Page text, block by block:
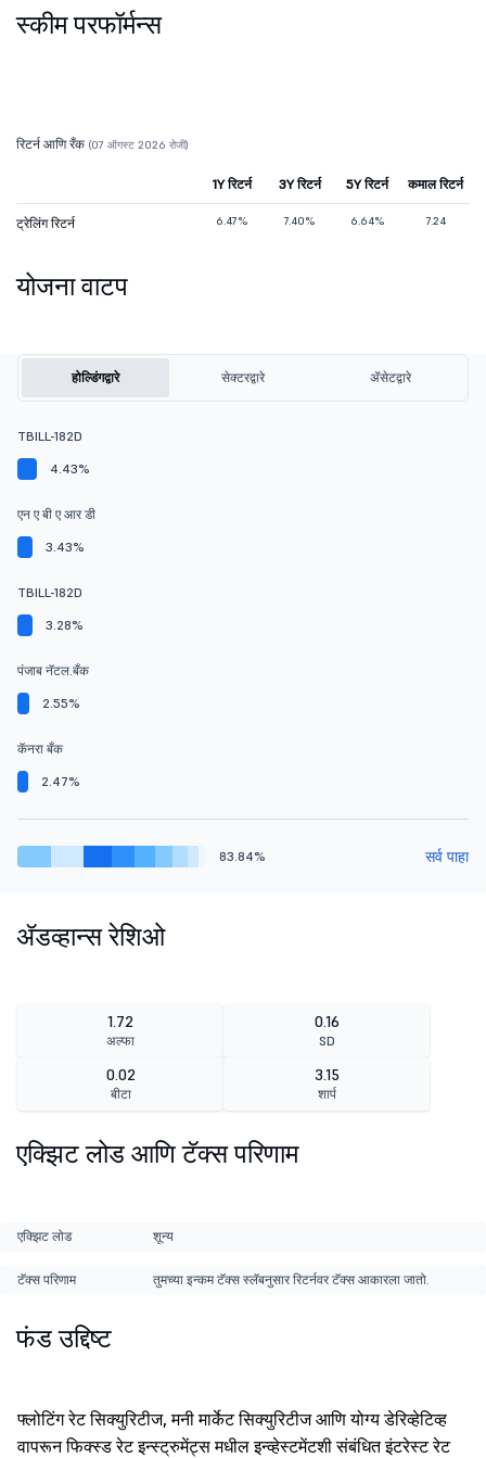
स्कीम परफॉर्मन्स
रिटर्न आणि रँक (07 ऑगस्ट 2026 रोजी)
1Y रिटर्न 3Y रिटर्न 5Y रिटर्न कमाल रिटर्न
ट्रेलिंग रिटर्न 6.47% 7.40% 6.64% 7.24
योजना वाटप
होल्डिंगद्वारे सेक्टरद्वारे ॲसेटद्वारे
TBILL-182D
4.43%
एन ए बी ए आर डी
3.43%
TBILL-182D
3.28%
पंजाब नॅटल.बँक
2.55%
कॅनरा बँक
2.47%
83.84% सर्व पाहा
ॲडव्हान्स रेशिओ
1.72
अल्फा
0.16
SD
0.02
बीटा
3.15
शार्प
एक्झिट लोड आणि टॅक्स परिणाम
एक्झिट लोड शून्य
टॅक्स परिणाम तुमच्या इन्कम टॅक्स स्लॅबनुसार रिटर्नवर टॅक्स आकारला जातो.
फंड उद्दिष्ट
फ्लोटिंग रेट सिक्युरिटीज, मनी मार्केट सिक्युरिटीज आणि योग्य डेरिव्हेटिव्ह
वापरून फिक्स्ड रेट इन्स्ट्रुमेंट्स मधील इन्व्हेस्टमेंटशी संबंधित इंटरेस्ट रेट